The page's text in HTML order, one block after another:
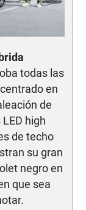
todas las
en
de
high
de techo
su gran
negro en
que sea